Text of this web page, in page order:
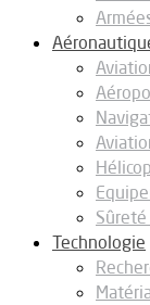
Technologie